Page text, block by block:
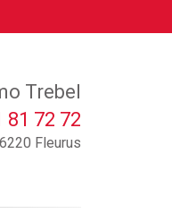
Trebel
81 72 72
Fleurus